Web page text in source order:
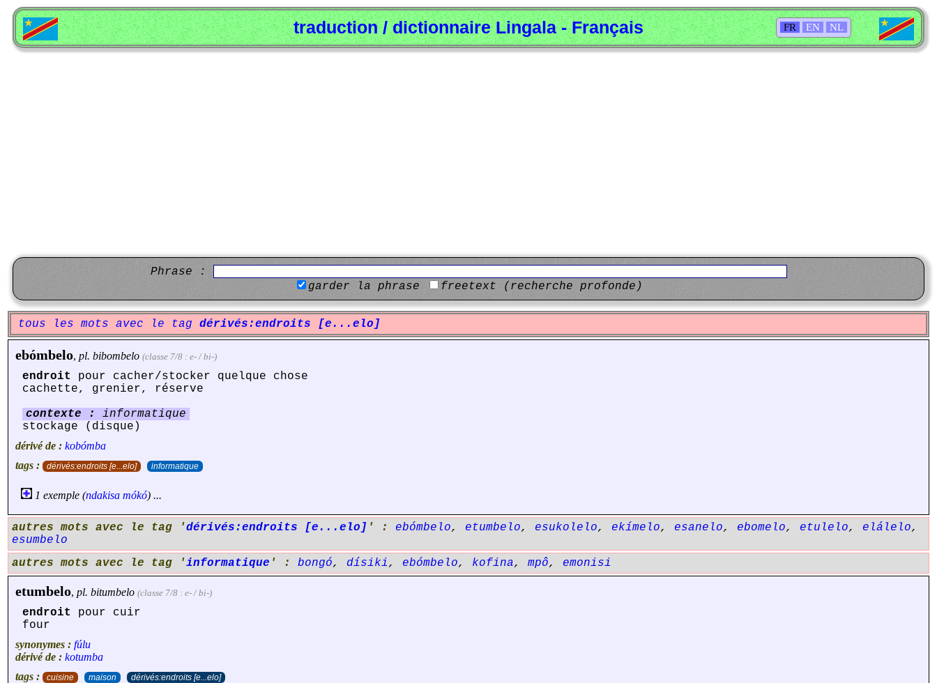
FR EN NL
traduction / dictionnaire Lingala - Français
Phrase :
garder la phrase
freetext (recherche profonde)
tous les mots avec le tag dérivés:endroits [e...elo]
ebómbelo, pl. bibombelo (classe 7/8 : e- / bi-)
endroit
pour cacher/stocker quelque chose
cachette, grenier, réserve
contexte :
informatique
stockage (disque)
dérivé de : kobómba
tags :
dérivés:endroits [e...elo] informatique
1 exemple (ndakisa mókó) ...
autres mots avec le tag 'dérivés:endroits [e...elo] ' : ebómbelo, etumbelo, esukolelo, ekímelo, esanelo, ebomelo, etulelo, elálelo,
esumbelo
autres mots avec le tag 'informatique ' : bongó, dísiki, ebómbelo, kofina, mpô, emonisi
etumbelo, pl. bitumbelo (classe 7/8 : e- / bi-)
endroit
pour cuir
four
synonymes : fúlu
dérivé de : kotumba
tags :
cuisine maison dérivés:endroits [e...elo]